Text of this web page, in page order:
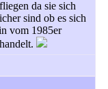
da sie sich
sind ob es sich
vom 1985er